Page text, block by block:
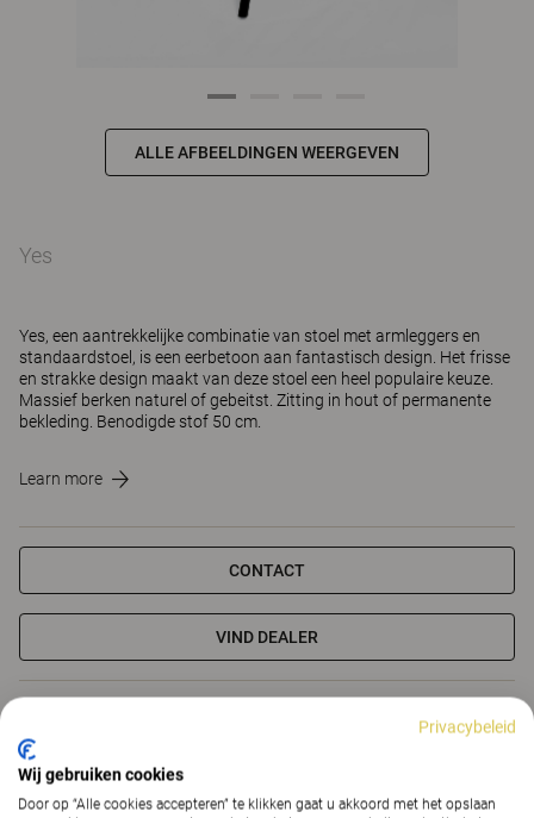
ALLE AFBEELDINGEN WEERGEVEN
Yes
Yes, een aantrekkelijke combinatie van stoel met armleggers en
standaardstoel, is een eerbetoon aan fantastisch design. Het frisse
en strakke design maakt van deze stoel een heel populaire keuze.
Massief berken naturel of gebeitst. Zitting in hout of permanente
bekleding. Benodigde stof 50 cm.
Learn more
CONTACT
VIND DEALER
Certificaten
Privacybeleid
Wij gebruiken cookies
Door op “Alle cookies accepteren” te klikken gaat u akkoord met het opslaan